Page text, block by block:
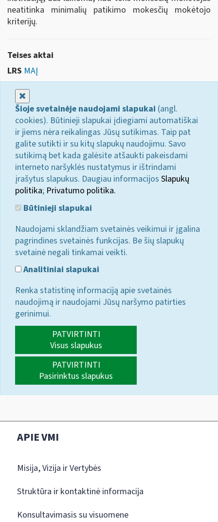
neatitinka minimalių patikimo mokesčių mokėtojo
kriterijų.
Teises aktai
LRS MAĮ
Šioje svetainėje naudojami slapukai (angl.
cookies). Būtinieji slapukai įdiegiami automatiškai
ir jiems nėra reikalingas Jūsų sutikimas. Taip pat
galite sutikti ir su kitų slapukų naudojimu. Savo
sutikimą bet kada galėsite atšaukti pakeisdami
interneto naršyklės nustatymus ir ištrindami
įrašytus slapukus. Daugiau informacijos Slapukų
politika; Privatumo politika.
Būtinieji slapukai
Naudojami sklandžiam svetainės veikimui ir įgalina
pagrindines svetainės funkcijas. Be šių slapukų
svetainė negali tinkamai veikti.
Analitiniai slapukai
Renka statistinę informaciją apie svetainės
naudojimą ir naudojami Jūsų naršymo patirties
gerinimui.
PATVIRTINTI
Visus slapukus
PATVIRTINTI
Pasirinktus slapukus
APIE VMI
Misija, Vizija ir Vertybės
Struktūra ir kontaktinė informacija
Konsultavimasis su visuomene